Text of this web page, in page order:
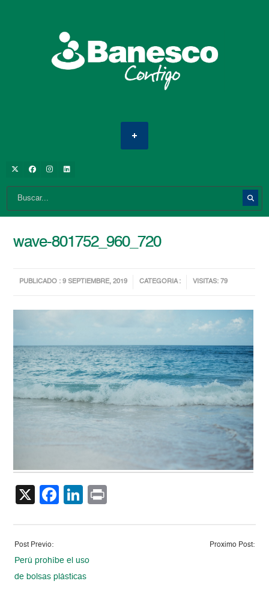
wave-801752_960_720
PUBLICADO : 9 SEPTIEMBRE, 2019 CATEGORIA : VISITAS: 79
X Facebook
LinkedIn
Post Previo:
Perú prohíbe el uso
de bolsas plásticas
Proximo Post: